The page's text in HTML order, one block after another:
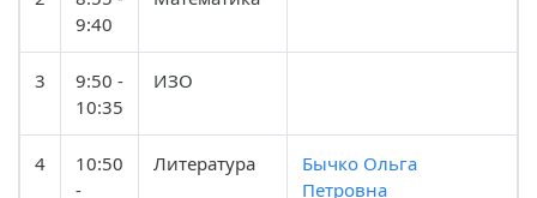
9:40
3
9:50 -
10:35
ИЗО
4
10:50
-
Литература
Бычко Ольга
Петровна